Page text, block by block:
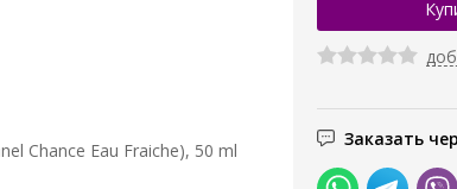
Заказать
Chance Eau Fraiche), 50 ml